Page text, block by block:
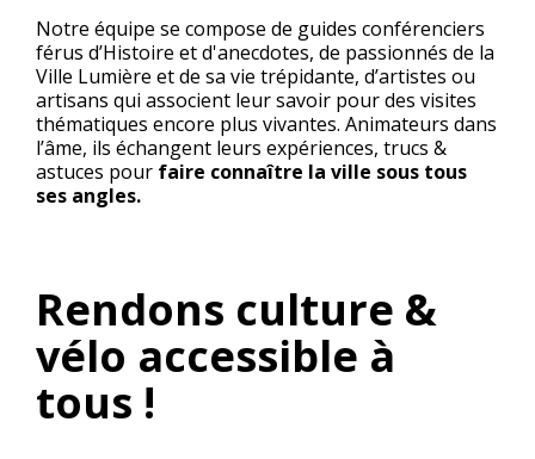
Notre équipe se compose de guides conférenciers
férus d’Histoire et d'anecdotes, de passionnés de la
Ville Lumière et de sa vie trépidante, d’artistes ou
artisans qui associent leur savoir pour des visites
thématiques encore plus vivantes. Animateurs dans
l’âme, ils échangent leurs expériences, trucs &
astuces pour faire connaître la ville sous tous
ses angles.
Rendons culture &
vélo accessible à
tous !